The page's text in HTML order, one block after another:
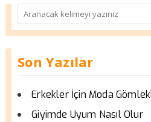
Son Yazılar
Erkekler İçin Moda
Giyimde Uyum Nasıl Olur